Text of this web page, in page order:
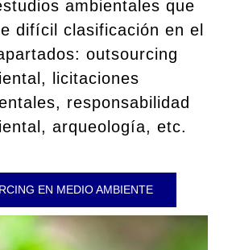
ambientales que
difícil clasificación en el
outsourcing
licitaciones
responsabilidad
arqueología, etc.
EN MEDIO AMBIENTE